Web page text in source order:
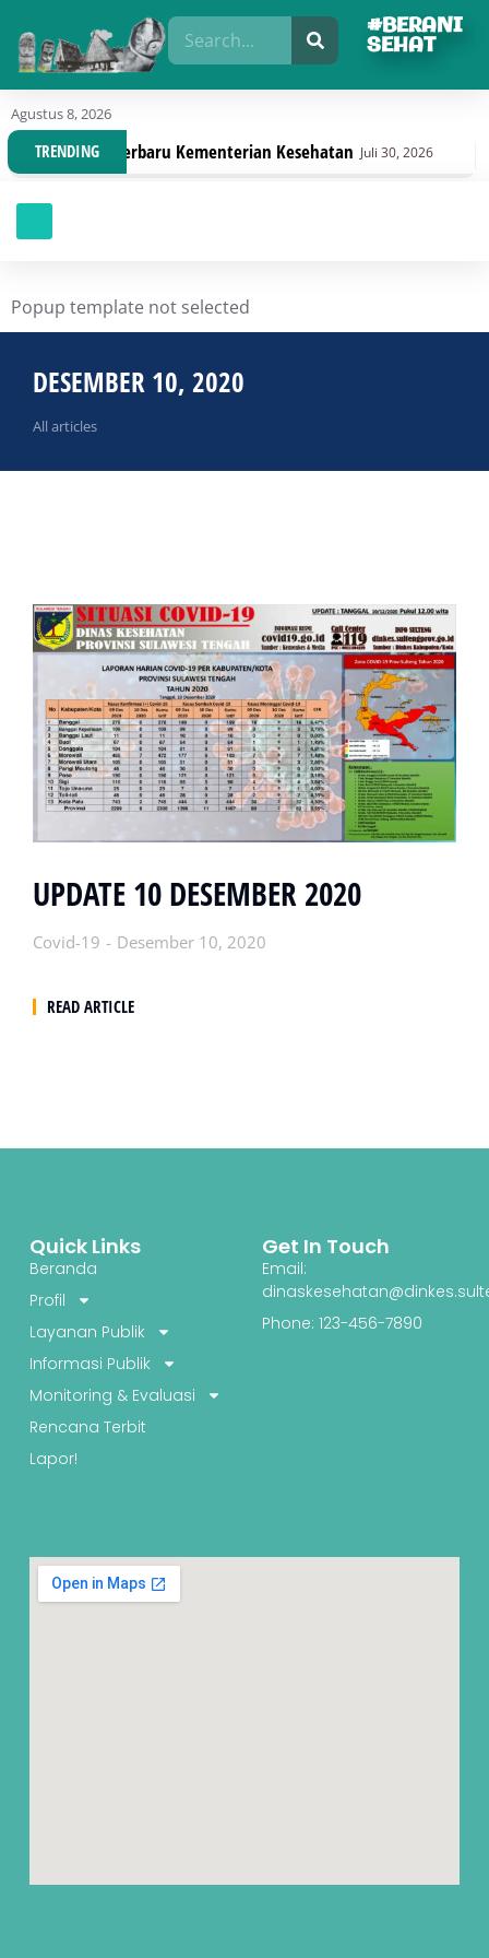
#BERANI
SEHAT
Agustus 8, 2026
TRENDING
Regulasi Terbaru Kementerian Kesehatan Juli 30, 2026
Popup template not selected
DESEMBER 10, 2020
All articles
UPDATE 10 DESEMBER 2020
Covid-19 Desember 10, 2020
READ ARTICLE
Quick Links
Beranda
Profil
Layanan Publik
Informasi Publik
Monitoring & Evaluasi
Rencana Terbit
Lapor!
Get In Touch
Email:
Phone: 123-456-7890